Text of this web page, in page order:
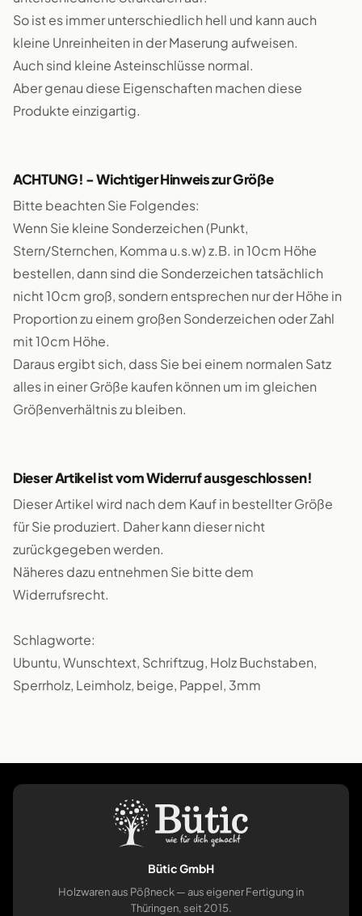
So ist es immer unterschiedlich hell und kann auch
kleine Unreinheiten in der Maserung aufweisen.
Auch sind kleine Asteinschlüsse normal.
Aber genau diese Eigenschaften machen diese
Produkte einzigartig.
ACHTUNG! - Wichtiger Hinweis zur Größe
Bitte beachten Sie Folgendes:
Wenn Sie kleine Sonderzeichen (Punkt,
Stern/Sternchen, Komma u.s.w) z.B. in 10cm Höhe
bestellen, dann sind die Sonderzeichen tatsächlich
nicht 10cm groß, sondern entsprechen nur der Höhe in
Proportion zu einem großen Sonderzeichen oder Zahl
mit 10cm Höhe.
Daraus ergibt sich, dass Sie bei einem normalen Satz
alles in einer Größe kaufen können um im gleichen
Größenverhältnis zu bleiben.
Dieser Artikel ist vom Widerruf ausgeschlossen!
Dieser Artikel wird nach dem Kauf in bestellter Größe
für Sie produziert. Daher kann dieser nicht
zurückgegeben werden.
Näheres dazu entnehmen Sie bitte dem
Widerrufsrecht.
Schlagworte:
Ubuntu, Wunschtext, Schriftzug, Holz Buchstaben,
Sperrholz, Leimholz, beige, Pappel, 3mm
Bütic GmbH
Holzwaren aus Pößneck — aus eigener Fertigung in
Thüringen, seit 2015.